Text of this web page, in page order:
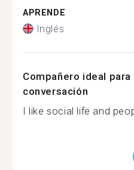
APRENDE
Inglés
Compañero ideal
conversación
I like social life and